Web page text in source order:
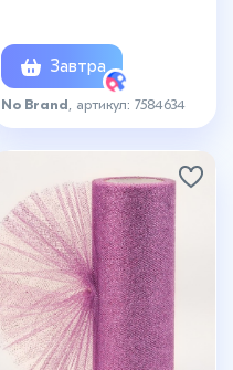
0,5 м, цвет голубой №11
Завтра
No Brand , артикул: 7584634